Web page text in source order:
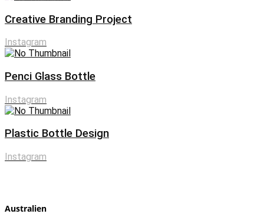
Creative Branding Project
Instagram
Penci Glass Bottle
Instagram
Plastic Bottle Design
Instagram
Australien